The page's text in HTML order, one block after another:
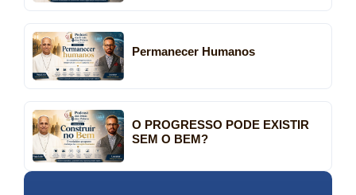
Permanecer Humanos
O PROGRESSO PODE EXISTIR
SEM O BEM?